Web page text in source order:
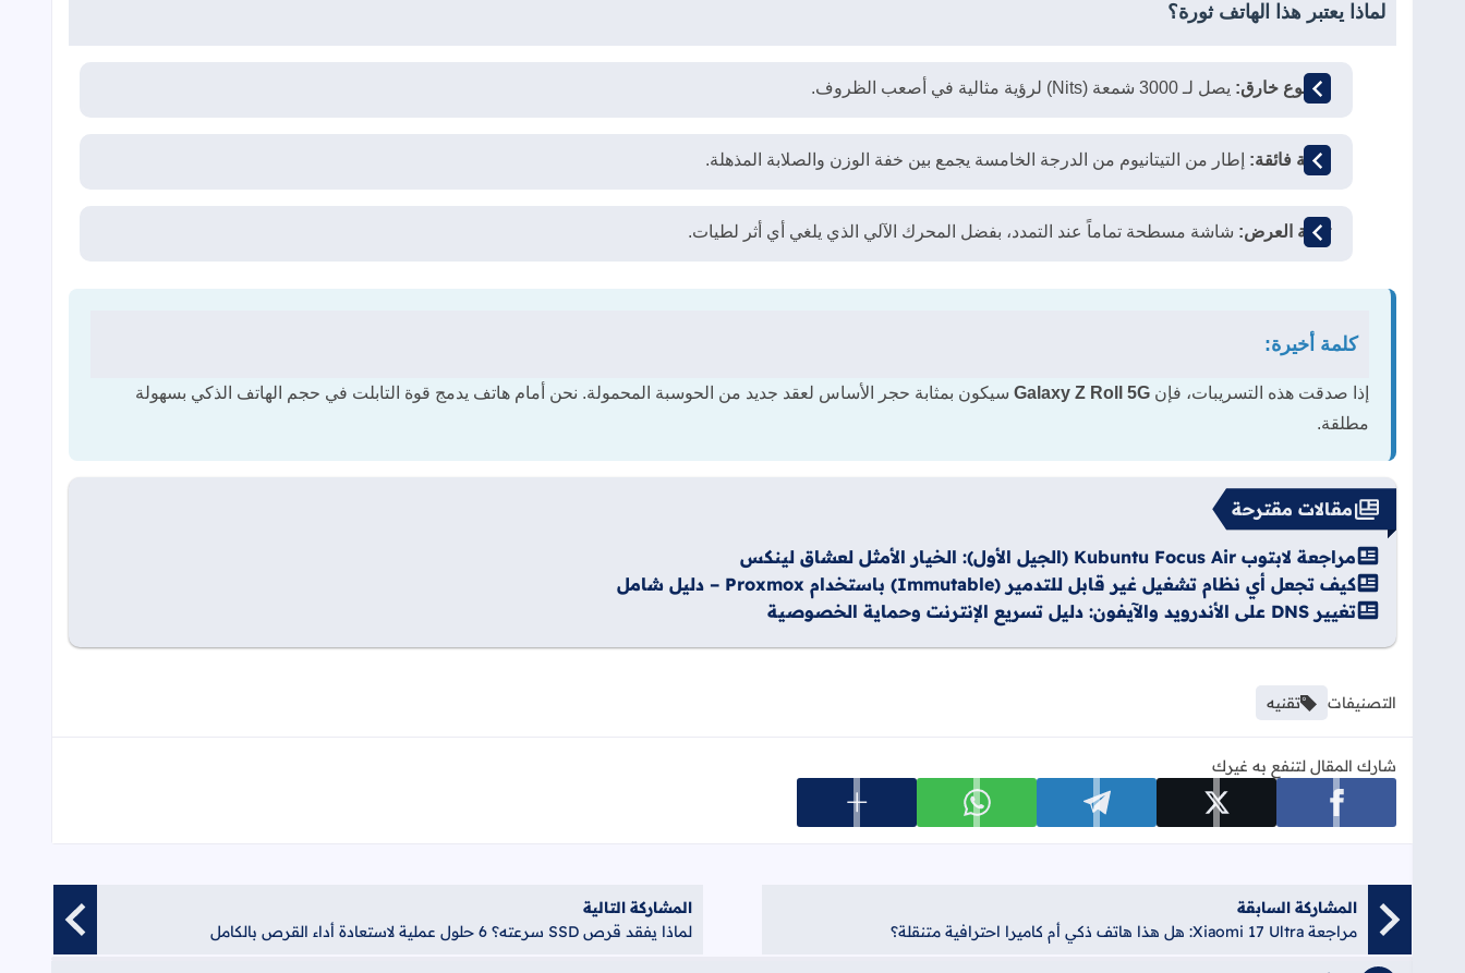
لماذا يعتبر هذا الهاتف ثورة؟
سطوع خارق: يصل لـ 3000 شمعة (Nits) لرؤية مثالية في أصعب الظروف.
متانة فائقة: إطار من التيتانيوم من الدرجة الخامسة يجمع بين خفة الوزن والصلابة المذهلة.
تقنية العرض: شاشة مسطحة تماماً عند التمدد، بفضل المحرك الآلي الذي يلغي أي أثر لطيات.
كلمة أخيرة:
إذا صدقت هذه التسريبات، فإن Galaxy Z Roll 5G سيكون بمثابة حجر الأساس لعقد جديد من الحوسبة المحمولة. نحن أمام هاتف يدمج قوة التابلت في حجم الهاتف الذكي بسهولة
مطلقة.
مقالات مقترحة
مراجعة لابتوب Kubuntu Focus Air (الجيل الأول): الخيار الأمثل لعشاق لينكس
كيف تجعل أي نظام تشغيل غير قابل للتدمير (Immutable) باستخدام Proxmox – دليل شامل
تغيير DNS على الأندرويد والآيفون: دليل تسريع الإنترنت وحماية الخصوصية
التصنيفات تقنيه
شارك المقال لتنفع به غيرك
شارك على facebook شارك على x شارك على telegram شارك على whatsapp عرض المزيد من خيارات المشاركة
المشاركة السابقة
مراجعة Xiaomi 17 Ultra: هل هذا هاتف ذكي أم كاميرا احترافية متنقلة؟
المشاركة التالية
لماذا يفقد قرص SSD سرعته؟ 6 حلول عملية لاستعادة أداء القرص بالكامل